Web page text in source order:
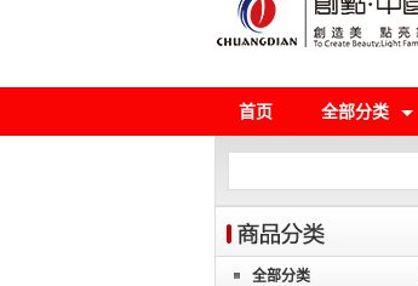
首页 全部分类
全部分类